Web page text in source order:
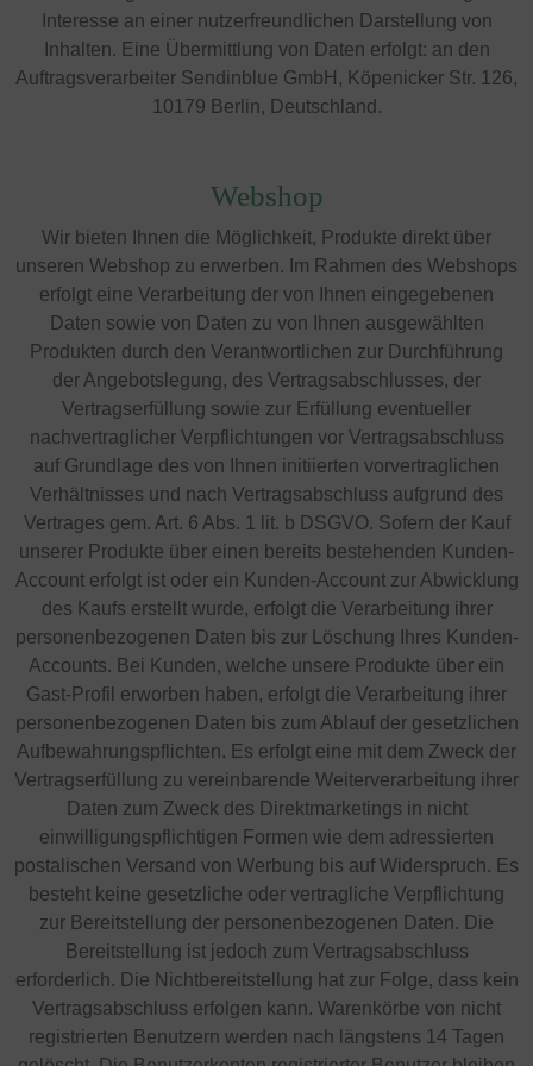
Interesse an einer nutzerfreundlichen Darstellung von
Inhalten. Eine Übermittlung von Daten erfolgt: an den
Auftragsverarbeiter Sendinblue GmbH, Köpenicker Str. 126,
10179 Berlin, Deutschland.
Webshop
Wir bieten Ihnen die Möglichkeit, Produkte direkt über
unseren Webshop zu erwerben. Im Rahmen des Webshops
erfolgt eine Verarbeitung der von Ihnen eingegebenen
Daten sowie von Daten zu von Ihnen ausgewählten
Produkten durch den Verantwortlichen zur Durchführung
der Angebotslegung, des Vertragsabschlusses, der
Vertragserfüllung sowie zur Erfüllung eventueller
nachvertraglicher Verpflichtungen vor Vertragsabschluss
auf Grundlage des von Ihnen initiierten vorvertraglichen
Verhältnisses und nach Vertragsabschluss aufgrund des
Vertrages gem. Art. 6 Abs. 1 lit. b DSGVO. Sofern der Kauf
unserer Produkte über einen bereits bestehenden Kunden-
Account erfolgt ist oder ein Kunden-Account zur Abwicklung
des Kaufs erstellt wurde, erfolgt die Verarbeitung ihrer
personenbezogenen Daten bis zur Löschung Ihres Kunden-
Accounts. Bei Kunden, welche unsere Produkte über ein
Gast-Profil erworben haben, erfolgt die Verarbeitung ihrer
personenbezogenen Daten bis zum Ablauf der gesetzlichen
Aufbewahrungspflichten. Es erfolgt eine mit dem Zweck der
Vertragserfüllung zu vereinbarende Weiterverarbeitung ihrer
Daten zum Zweck des Direktmarketings in nicht
einwilligungspflichtigen Formen wie dem adressierten
postalischen Versand von Werbung bis auf Widerspruch. Es
besteht keine gesetzliche oder vertragliche Verpflichtung
zur Bereitstellung der personenbezogenen Daten. Die
Bereitstellung ist jedoch zum Vertragsabschluss
erforderlich. Die Nichtbereitstellung hat zur Folge, dass kein
Vertragsabschluss erfolgen kann. Warenkörbe von nicht
registrierten Benutzern werden nach längstens 14 Tagen